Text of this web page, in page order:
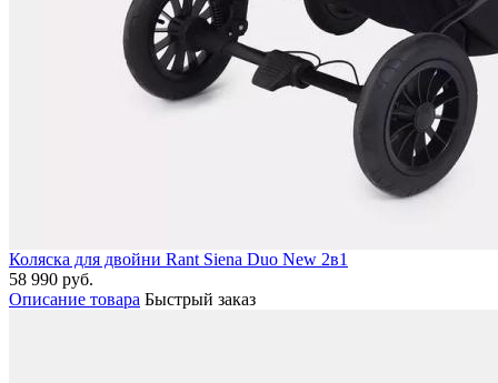
Коляска для двойни Rant Siena Duo New 2в1
58 990 руб.
Описание товара Быстрый заказ